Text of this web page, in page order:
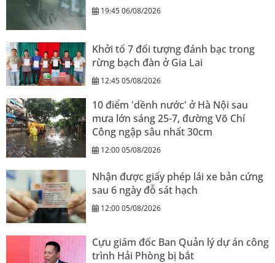
19:45 06/08/2026
Khởi tố 7 đối tượng đánh bạc trong
rừng bạch đàn ở Gia Lai
12:45 05/08/2026
10 điểm 'dềnh nước' ở Hà Nội sau
mưa lớn sáng 25-7, đường Võ Chí
Công ngập sâu nhất 30cm
12:00 05/08/2026
Nhận được giấy phép lái xe bản cứng
sau 6 ngày đỗ sát hạch
12:00 05/08/2026
Cựu giám đốc Ban Quản lý dự án công
trình Hải Phòng bị bắt